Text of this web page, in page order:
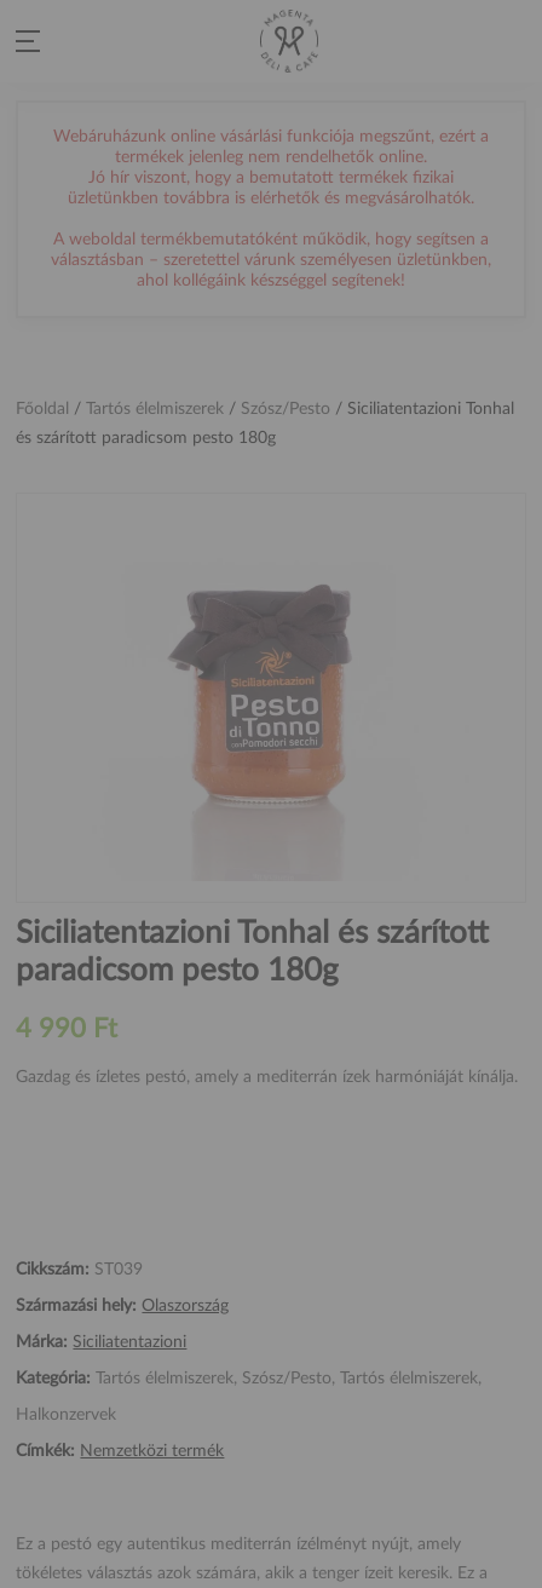
Webáruházunk online vásárlási funkciója megszűnt, ezért a
termékek jelenleg nem rendelhetők online.
Jó hír viszont, hogy a bemutatott termékek fizikai
üzletünkben továbbra is elérhetők és megvásárolhatók.
A weboldal termékbemutatóként működik, hogy segítsen a
választásban – szeretettel várunk személyesen üzletünkben,
ahol kollégáink készséggel segítenek!
Főoldal / Tartós élelmiszerek / Szósz/Pesto / Siciliatentazioni Tonhal
és szárított paradicsom pesto 180g
Siciliatentazioni Tonhal és szárított
paradicsom pesto 180g
4 990 Ft
Gazdag és ízletes pestó, amely a mediterrán ízek harmóniáját kínálja.
Cikkszám: ST039
Származási hely: Olaszország
Márka: Siciliatentazioni
Kategória: Tartós élelmiszerek, Szósz/Pesto, Tartós élelmiszerek,
Halkonzervek
Címkék: Nemzetközi termék
Ez a pestó egy autentikus mediterrán ízélményt nyújt, amely
tökéletes választás azok számára, akik a tenger ízeit keresik. Ez a